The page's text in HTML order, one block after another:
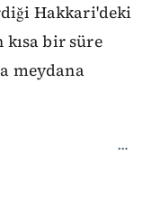
Hakkari'deki
bir süre
meydana